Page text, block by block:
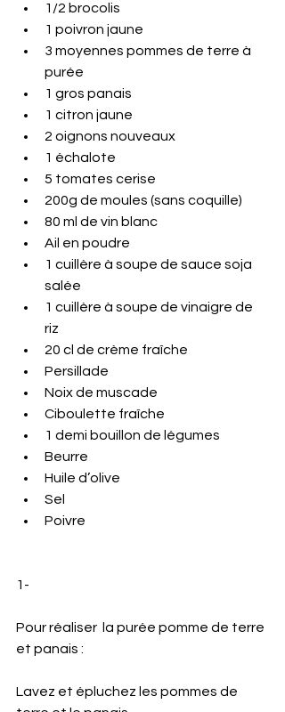
1/2 brocolis
1 poivron jaune
3 moyennes pommes de terre à
purée
1 gros panais
1 citron jaune
2 oignons nouveaux
1 échalote
5 tomates cerise
200g de moules (sans coquille)
80 ml de vin blanc
Ail en poudre
1 cuillère à soupe de sauce soja
salée
1 cuillère à soupe de vinaigre de
riz
20 cl de crème fraîche
Persillade
Noix de muscade
Ciboulette fraîche
1 demi bouillon de légumes
Beurre
Huile d’olive
Sel
Poivre
1-
Pour réaliser  la purée pomme de terre
et panais :
Lavez et épluchez les pommes de